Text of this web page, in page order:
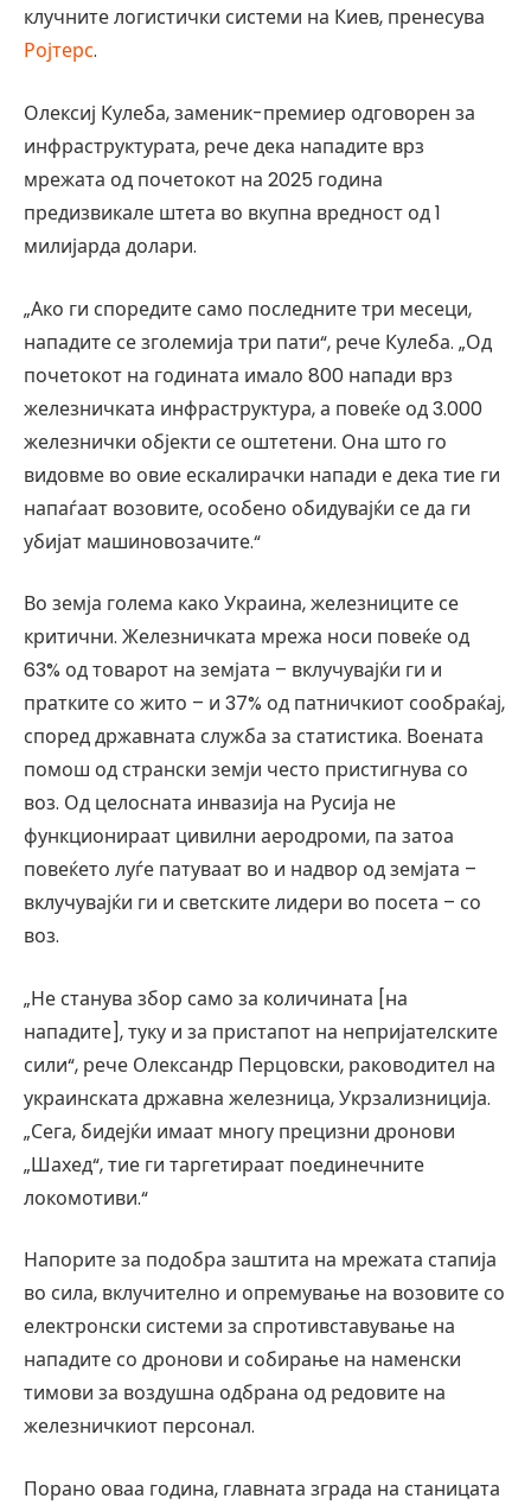
клучните логистички системи на Киев, пренесува
Ројтерс.
Олексиј Кулеба, заменик-премиер одговорен за
инфраструктурата, рече дека нападите врз
мрежата од почетокот на 2025 година
предизвикале штета во вкупна вредност од 1
милијарда долари.
„Ако ги споредите само последните три месеци,
нападите се зголемија три пати“, рече Кулеба. „Од
почетокот на годината имало 800 напади врз
железничката инфраструктура, а повеќе од 3.000
железнички објекти се оштетени. Она што го
видовме во овие ескалирачки напади е дека тие ги
напаѓаат возовите, особено обидувајќи се да ги
убијат машиновозачите.“
Во земја голема како Украина, железниците се
критични. Железничката мрежа носи повеќе од
63% од товарот на земјата – вклучувајќи ги и
пратките со жито – и 37% од патничкиот сообраќај,
според државната служба за статистика. Воената
помош од странски земји често пристигнува со
воз. Од целосната инвазија на Русија не
функционираат цивилни аеродроми, па затоа
повеќето луѓе патуваат во и надвор од земјата –
вклучувајќи ги и светските лидери во посета – со
воз.
„Не станува збор само за количината [на
нападите], туку и за пристапот на непријателските
сили“, рече Олександр Перцовски, раководител на
украинската државна железница, Укрзализниција.
„Сега, бидејќи имаат многу прецизни дронови
„Шахед“, тие ги таргетираат поединечните
локомотиви.“
Напорите за подобра заштита на мрежата стапија
во сила, вклучително и опремување на возовите со
електронски системи за спротивставување на
нападите со дронови и собирање на наменски
тимови за воздушна одбрана од редовите на
железничкиот персонал.
Порано оваа година, главната зграда на станицата